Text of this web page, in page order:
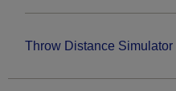
Throw Distance Simulator